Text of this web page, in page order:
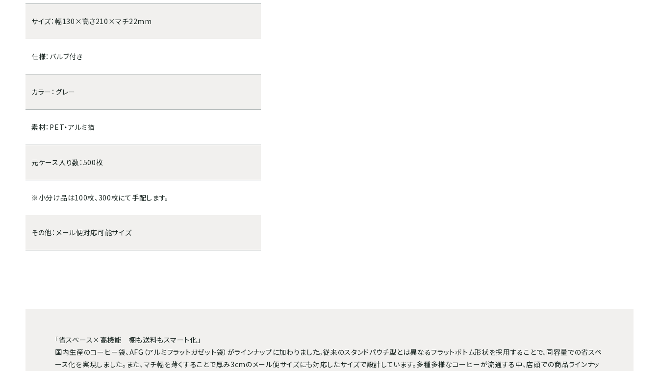
サイズ：幅130×高さ210×マチ22mm
仕様：バルブ付き
カラー：グレー
素材：PET・アルミ箔
元ケース入り数：500枚
※小分け品は100枚、300枚にて手配します。
その他：メール便対応可能サイズ
「省スペース×高機能 棚も送料もスマート化」
国内生産のコーヒー袋、AFG（アルミフラットガゼット袋）がラインナップに加わりました。従来のスタンドパウチ型とは異なるフラットボトム形状を採用することで、同容量での省スペ
ース化を実現しました。また、マチ幅を薄くすることで厚み3cmのメール便サイズにも対応したサイズで設計しています。多種多様なコーヒーが流通する中、店頭での商品ラインナッ